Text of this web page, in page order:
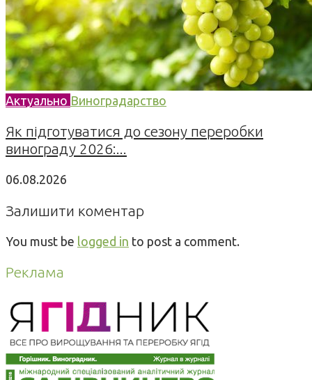
Актуально Виноградарство
Як підготуватися до сезону переробки
винограду 2026:...
06.08.2026
Залишити коментар
You must be logged in to post a comment.
Реклама